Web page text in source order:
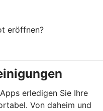
eröffnen?
erledigen Sie Ihre
Von daheim und